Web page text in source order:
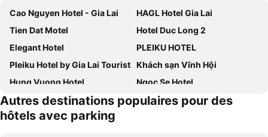
Cao Nguyen Hotel - Gia Lai
HAGL Hotel Gia Lai
Tien Dat Motel
Hotel Duc Long 2
Elegant Hotel
PLEIKU HOTEL
Pleiku Hotel by Gia Lai Tourist Khách sạn Vĩnh Hội
Hung Vuong Hotel
Ngoc Se Hotel
Le Centre Hotel
Minh Manh Hotel 2
Tre Xanh Hotel
Autres destinations populaires pour des
hôtels avec parking